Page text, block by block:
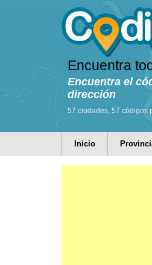
Encuentra
Encuentra el
dirección
57 ciudades, 57 códigos
Inicio